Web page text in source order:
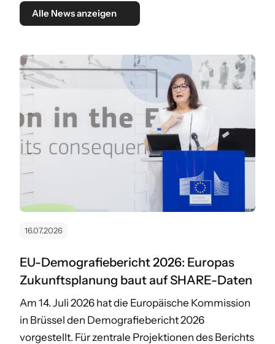
Alle News anzeigen
16.07.2026
EU-Demografiebericht 2026: Europas
Zukunftsplanung baut auf SHARE-Daten
Am 14. Juli 2026 hat die Europäische Kommission
in Brüssel den Demografiebericht 2026
vorgestellt. Für zentrale Projektionen des Berichts